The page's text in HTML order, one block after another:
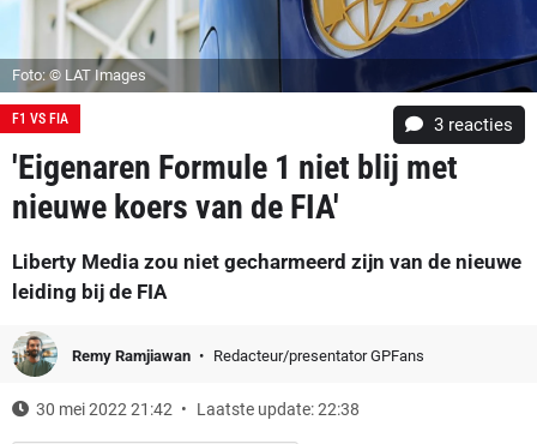
Foto: © LAT Images
F1 VS FIA 3 reacties
'Eigenaren Formule 1 niet blij met
nieuwe koers van de FIA'
Liberty Media zou niet gecharmeerd zijn van de nieuwe
leiding bij de FIA
Remy Ramjiawan Redacteur/presentator GPFans
30 mei 2022 21:42 Laatste update: 22:38